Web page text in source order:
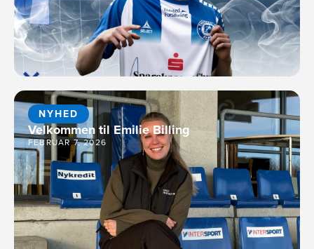
NYHED
Velkommen til Emilie Billing
FEBRUAR 7, 2026